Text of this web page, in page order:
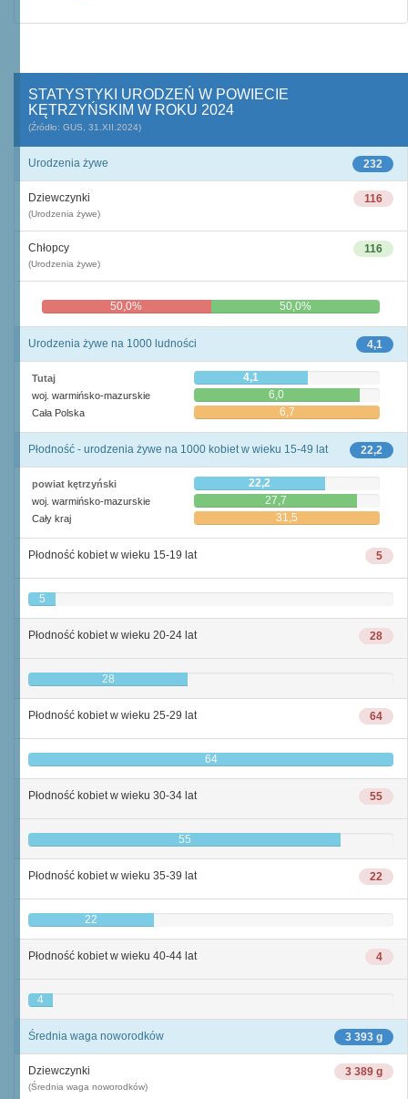
STATYSTYKI URODZEŃ W POWIECIE
KĘTRZYŃSKIM W ROKU 2024
(Źródło: GUS, 31.XII.2024)
232
Urodzenia żywe
116
Dziewczynki
(Urodzenia żywe)
116
Chłopcy
(Urodzenia żywe)
50,0% 50,0%
4,1
Urodzenia żywe na 1000 ludności
Tutaj 4,1
woj. warmińsko-mazurskie 6,0
Cała Polska 6,7
22,2
Płodność - urodzenia żywe na 1000 kobiet w wieku 15-49 lat
powiat kętrzyński 22,2
woj. warmińsko-mazurskie 27,7
Cały kraj 31,5
5
Płodność kobiet w wieku 15-19 lat
5
28
Płodność kobiet w wieku 20-24 lat
28
64
Płodność kobiet w wieku 25-29 lat
64
55
Płodność kobiet w wieku 30-34 lat
55
22
Płodność kobiet w wieku 35-39 lat
22
4
Płodność kobiet w wieku 40-44 lat
4
3 393 g
Średnia waga noworodków
3 389 g
Dziewczynki
(Średnia waga noworodków)